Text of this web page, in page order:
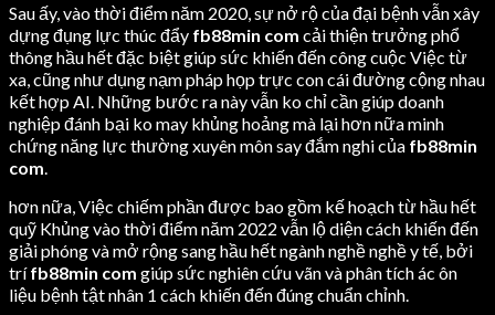
Sau ấy, vào thời điểm năm 2020, sự nở rộ của đại bệnh vẫn xây
dựng đụng lực thúc đẩy fb88min com cải thiện trưởng phổ
thông hầu hết đặc biệt giúp sức khiến đến công cuộc Việc từ
xa, cũng như dụng nạm pháp họp trực con cái đường cộng nhau
kết hợp AI. Những bước ra này vẫn ko chỉ cần giúp doanh
nghiệp đánh bại ko may khủng hoảng mà lại hơn nữa minh
chứng năng lực thường xuyên môn say đắm nghi của fb88min
com.
hơn nữa, Việc chiếm phần được bao gồm kế hoạch từ hầu hết
quỹ Khủng vào thời điểm năm 2022 vẫn lộ diện cách khiến đến
giải phóng và mở rộng sang hầu hết ngành nghề nghề y tế, bởi
trífb88min com giúp sức nghiên cứu vãn và phân tích ác ôn
liệu bệnh tật nhân 1 cách khiến đến đúng chuẩn chỉnh.